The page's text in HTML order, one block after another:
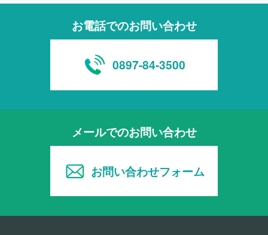
お電話でのお問い合わせ
0897-84-3500
メールでのお問い合わせ
お問い合わせフォーム